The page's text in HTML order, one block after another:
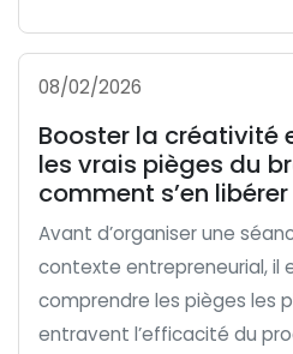
08/02/2026
Booster la créativité
les vrais pièges du
comment s’en libérer
Avant d’organiser une
contexte entrepreneurial, il
comprendre les pièges les
entravent l’efficacité du